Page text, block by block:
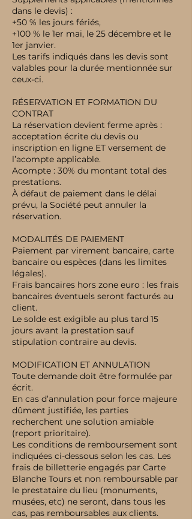
dans le devis) :
+50 % les jours fériés,
+100 % le 1er mai, le 25 décembre et le
1er janvier.
Les tarifs indiqués dans les devis sont
valables pour la durée mentionnée sur
ceux-ci.
RÉSERVATION ET FORMATION DU
CONTRAT
La réservation devient ferme après :
acceptation écrite du devis ou
inscription en ligne ET versement de
l’acompte applicable.
Acompte : 30% du montant total des
prestations.
À défaut de paiement dans le délai
prévu, la Société peut annuler la
réservation.
MODALITÉS DE PAIEMENT
Paiement par virement bancaire, carte
bancaire ou espèces (dans les limites
légales).
Frais bancaires hors zone euro : les frais
bancaires éventuels seront facturés au
client.
Le solde est exigible au plus tard 15
jours avant la prestation sauf
stipulation contraire au devis.
MODIFICATION ET ANNULATION
Toute demande doit être formulée par
écrit.
En cas d’annulation pour force majeure
dûment justifiée, les parties
recherchent une solution amiable
(report prioritaire).
Les conditions de remboursement sont
indiquées ci-dessous selon les cas. Les
frais de billetterie engagés par Carte
Blanche Tours et non remboursable par
le prestataire du lieu (monuments,
musées, etc) ne seront, dans tous les
cas, pas remboursables aux clients.